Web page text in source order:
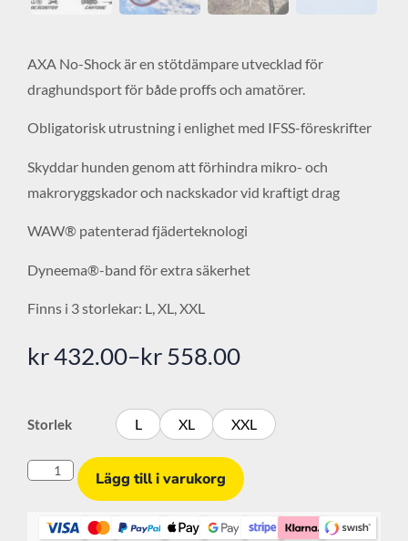
AXA No-Shock är en stötdämpare utvecklad för
draghundsport för både proffs och amatörer.
Obligatorisk utrustning i enlighet med IFSS-föreskrifter
Skyddar hunden genom att förhindra mikro- och
makroryggskador och nackskador vid kraftigt drag
WAW® patenterad fjäderteknologi
Dyneema®-band för extra säkerhet
Finns i 3 storlekar: L, XL, XXL
kr432.00–kr558.00
Storlek L XL XXL
Lägg till i varukorg